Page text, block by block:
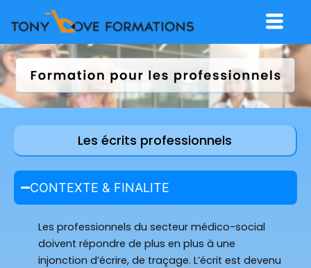
Menu
Les écrits professionnels
CONTEXTE & FINALITE
Les professionnels du secteur médico-social
doivent répondre de plus en plus à une
injonction d’écrire, de traçage. L’écrit est devenu